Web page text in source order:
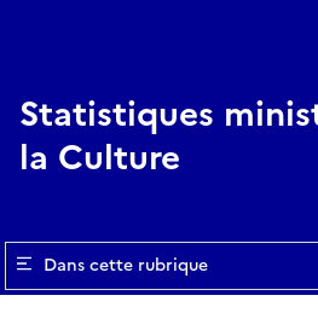
Statistiques
la Culture
Dans cette rubrique